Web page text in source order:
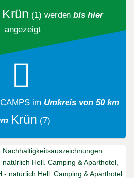
Krün (1) werden bis hier
angezeigt
im Umkreis von 50 km
Krün (7)